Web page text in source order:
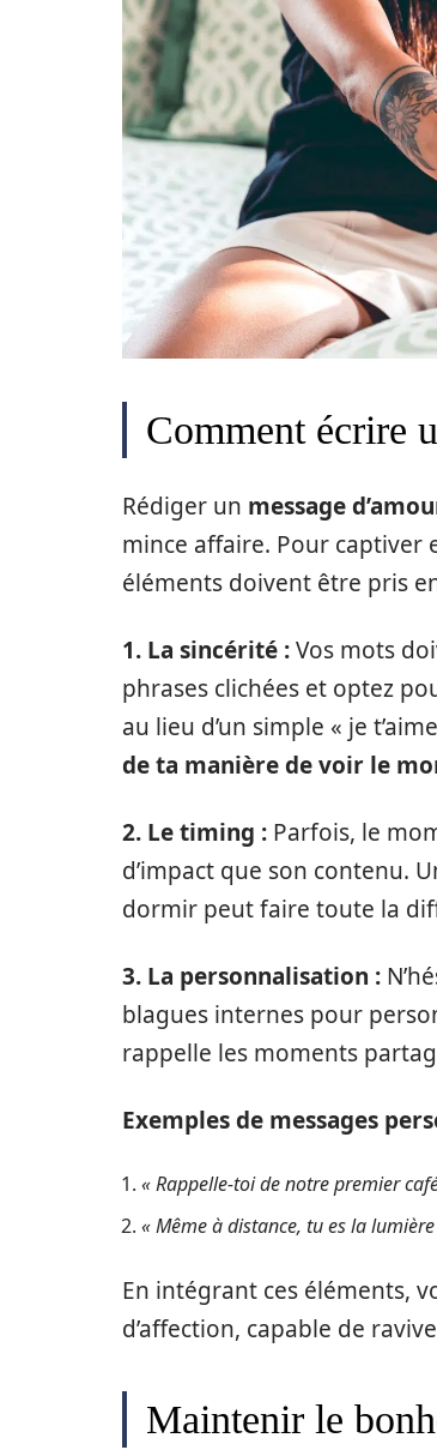
Comment écrire
Rédiger un message
mince affaire. Pour captiver
éléments doivent être pris
1. La sincérité :Vos mots
phrases clichées et optez
au lieu d’un simple « je
de ta manière de voir le
2. Le timing : Parfois, le
d’impact que son contenu.
dormir peut faire toute la
3. La personnalisation :
blagues internes pour
rappelle les moments
Exemples de messages
« Rappelle-toi de notre premier
« Même à distance, tu es la
En intégrant ces éléments,
d’affection, capable de
Maintenir le